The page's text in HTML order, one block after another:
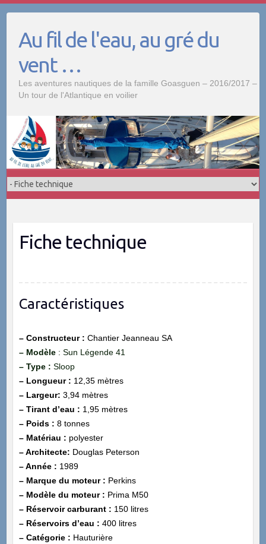
contentAu fil de l'eau, au gré du
vent …
Les aventures nautiques de la famille Goasguen – 2016/2017 –
Un tour de l'Atlantique en voilier
Fiche technique
Caractéristiques
– Constructeur : Chantier Jeanneau SA
– Modèle: Sun Légende 41
– Type : Sloop
– Longueur : 12,35 mètres
– Largeur: 3,94 mètres
– Tirant d’eau : 1,95 mètres
– Poids : 8 tonnes
– Matériau : polyester
– Architecte: Douglas Peterson
– Année : 1989
– Marque du moteur : Perkins
– Modèle du moteur : Prima M50
– Réservoir carburant : 150 litres
– Réservoirs d’eau : 400 litres
– Catégorie : Hauturière